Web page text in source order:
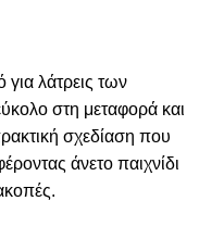
για λάτρεις των
στη μεταφορά και
σχεδίαση που
άνετο παιχνίδι